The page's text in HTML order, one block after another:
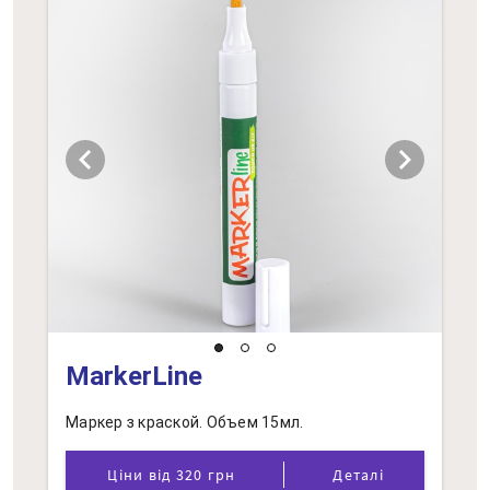
chevron_left chevron_right
MarkerLine
Маркер з краской. Объем 15мл.
Ціни від 320 грн Деталі